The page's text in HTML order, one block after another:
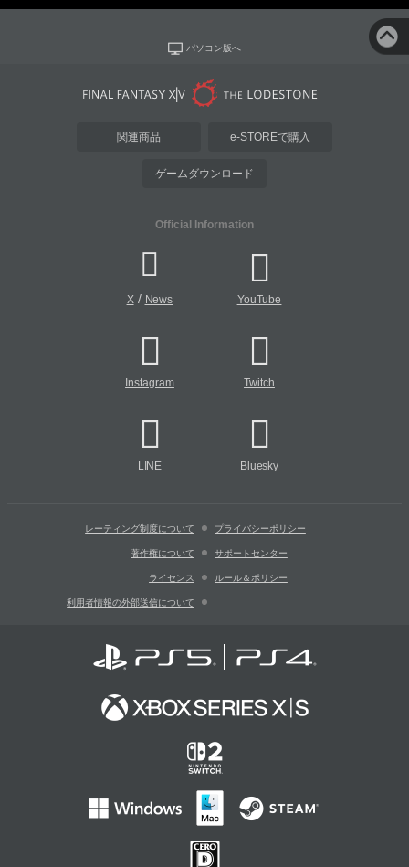
パソコン版へ
関連商品 e-STOREで購入
ゲームダウンロード
Official Information
X/ News YouTube
Instagram Twitch
LINE Bluesky
レーティング制度について プライバシーポリシー
著作権について サポートセンター
ライセンス ルール＆ポリシー
利用者情報の外部送信について